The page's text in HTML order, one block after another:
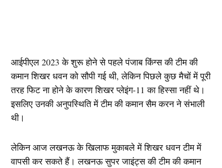
आईपीएल 2023 के शुरू होने से पहले पंजाब किंग्स की टीम की
कमान शिखर धवन को सौपी गई थी, लेकिन पिछले कुछ मैचों में पूरी
तरह फिट ना होने के कारण शिखर प्लेइंग-11 का हिस्सा नहीं थे।
इसलिए उनकी अनुपस्थिति में टीम की कमान सैम करन ने संभाली
थी।
लेकिन आज लखनऊ के खिलाफ मुकाबले में शिखर धवन टीम में
वापसी कर सकते हैं। लखनऊ सुपर जाइंट्स की टीम की कमान